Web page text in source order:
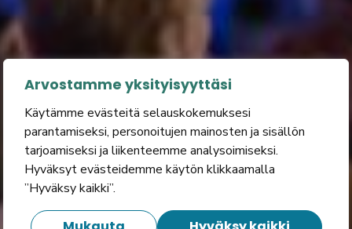
Arvostamme yksityisyyttäsi
Käytämme evästeitä selauskokemuksesi
parantamiseksi, personoitujen mainosten ja sisällön
tarjoamiseksi ja liikenteemme analysoimiseksi.
Hyväksyt evästeidemme käytön klikkaamalla
”Hyväksy kaikki”.
Tietohallinto